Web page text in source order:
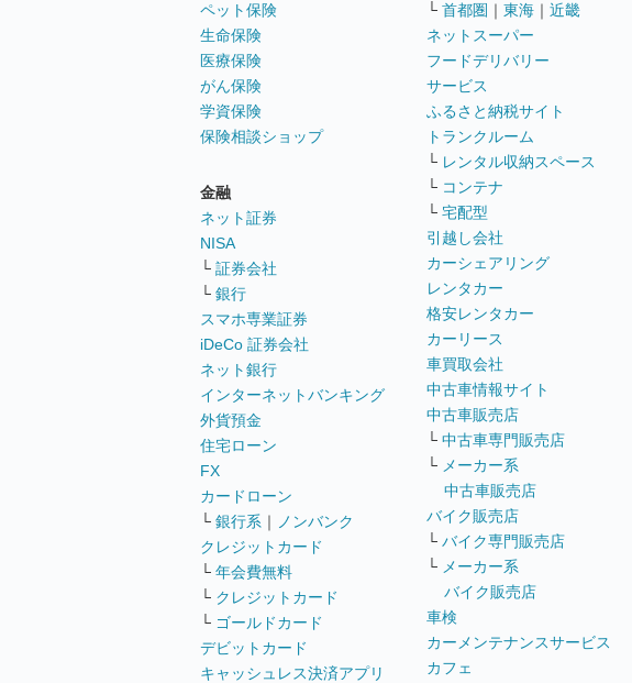
ペット保険
生命保険
医療保険
がん保険
学資保険
保険相談ショップ
金融
ネット証券
NISA
└ 証券会社
└ 銀行
スマホ専業証券
iDeCo 証券会社
ネット銀行
インターネットバンキング
外貨預金
住宅ローン
FX
カードローン
└ 銀行系 ｜
ノンバンク
クレジットカード
└ 年会費無料
└ クレジットカード
└ ゴールドカード
デビットカード
キャッシュレス決済アプリ
└ 首都圏 ｜ 東海 ｜ 近畿
ネットスーパー
フードデリバリー
サービス
ふるさと納税サイト
トランクルーム
└ レンタル収納スペース
└ コンテナ
└ 宅配型
引越し会社
カーシェアリング
レンタカー
格安レンタカー
カーリース
車買取会社
中古車情報サイト
中古車販売店
└ 中古車専門販売店
└ メーカー系
中古車販売店
バイク販売店
└ バイク専門販売店
└ メーカー系
バイク販売店
車検
カーメンテナンスサービス
カフェ